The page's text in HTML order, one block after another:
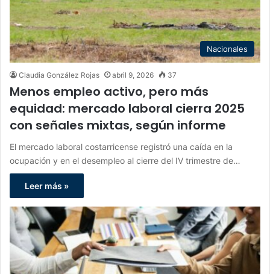
Nacionales
Claudia González Rojas abril 9, 2026 37
Menos empleo activo, pero más
equidad: mercado laboral cierra 2025
con señales mixtas, según informe
El mercado laboral costarricense registró una caída en la
ocupación y en el desempleo al cierre del IV trimestre de…
Leer más »